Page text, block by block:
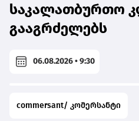
საკალათბურთო
გააგრძელებს
06.08.2026 • 9:30
commersant/ კომერსანტი